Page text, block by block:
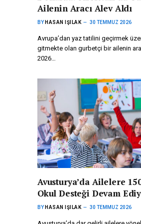
Ailenin Aracı Alev Aldı
BY HASAN IŞILAK 30 TEMMUZ 2026
Avrupa’dan yaz tatilini geçirmek
gitmekte olan gurbetçi bir ailenin
2026…
Avusturya’da Ailelere
Okul Desteği Devam
BY HASAN IŞILAK 30 TEMMUZ 2026